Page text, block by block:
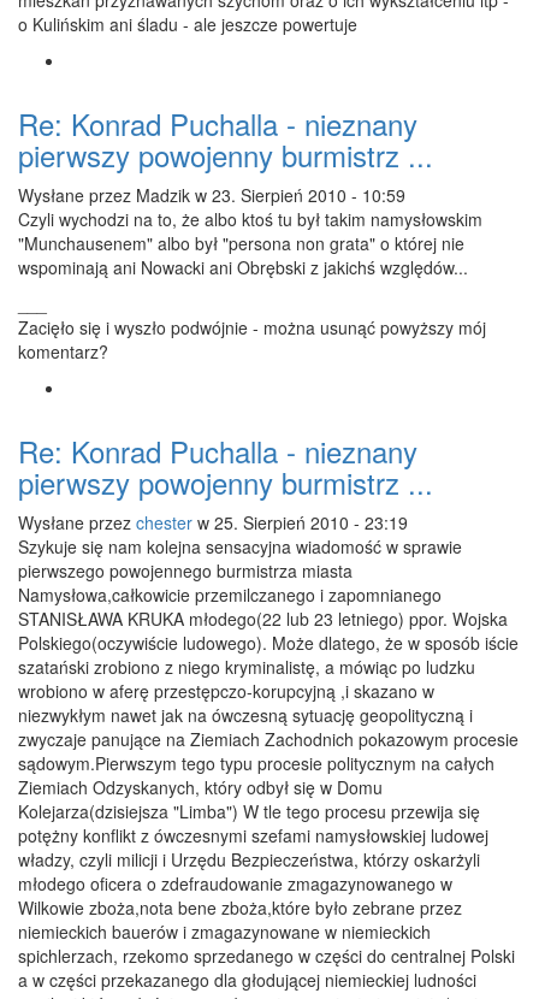
o Kulińskim ani śladu - ale jeszcze powertuje
Re: Konrad Puchalla - nieznany
pierwszy powojenny burmistrz ...
Wysłane przez Madzik w 23. Sierpień 2010 - 10:59
Czyli wychodzi na to, że albo ktoś tu był takim namysłowskim
"Munchausenem" albo był "persona non grata" o której nie
wspominają ani Nowacki ani Obrębski z jakichś względów...
Zacięło się i wyszło podwójnie - można usunąć powyższy mój
komentarz?
Re: Konrad Puchalla - nieznany
pierwszy powojenny burmistrz ...
Wysłane przez chester w 25. Sierpień 2010 - 23:19
Szykuje się nam kolejna sensacyjna wiadomość w sprawie
pierwszego powojennego burmistrza miasta
Namysłowa,całkowicie przemilczanego i zapomnianego
STANISŁAWA KRUKA młodego(22 lub 23 letniego) ppor. Wojska
Polskiego(oczywiście ludowego). Może dlatego, że w sposób iście
szatański zrobiono z niego kryminalistę, a mówiąc po ludzku
wrobiono w aferę przestępczo-korupcyjną ,i skazano w
niezwykłym nawet jak na ówczesną sytuację geopolityczną i
zwyczaje panujące na Ziemiach Zachodnich pokazowym procesie
sądowym.Pierwszym tego typu procesie politycznym na całych
Ziemiach Odzyskanych, który odbył się w Domu
Kolejarza(dzisiejsza "Limba") W tle tego procesu przewija się
potężny konflikt z ówczesnymi szefami namysłowskiej ludowej
władzy, czyli milicji i Urzędu Bezpieczeństwa, którzy oskarżyli
młodego oficera o zdefraudowanie zmagazynowanego w
Wilkowie zboża,nota bene zboża,które było zebrane przez
niemieckich bauerów i zmagazynowane w niemieckich
spichlerzach, rzekomo sprzedanego w części do centralnej Polski
a w części przekazanego dla głodującej niemieckiej ludności